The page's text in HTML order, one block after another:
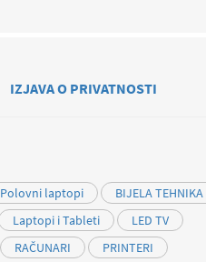
IZJAVA O PRIVATNOSTI
Polovni laptopi
BIJELA TEHNIKA
Laptopi i Tableti
LED TV
RAČUNARI PRINTERI